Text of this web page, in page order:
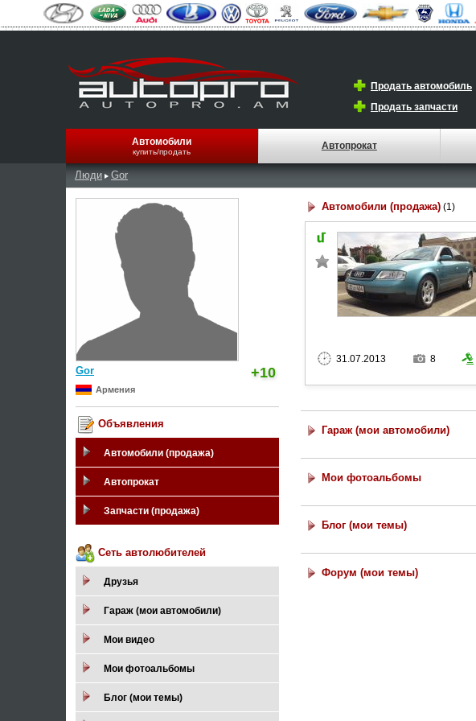
Продать автомобиль
Продать запчасти
Автомобили
купить/продать
Автопрокат
Люди Gor
Gor +10
Армения
Объявления
Автомобили (продажа)
Автопрокат
Запчасти (продажа)
Сеть автолюбителей
Друзья
Гараж (мои автомобили)
Мои видео
Мои фотоальбомы
Блог (мои темы)
Автомобили (продажа) (1)
31.07.2013 8
Гараж (мои автомобили)
Мои фотоальбомы
Блог (мои темы)
Форум (мои темы)